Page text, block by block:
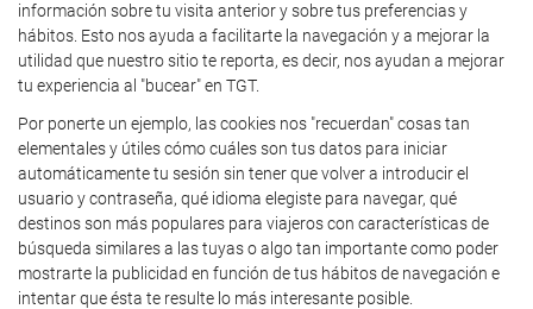
información sobre tu visita anterior y sobre tus preferencias y
hábitos. Esto nos ayuda a facilitarte la navegación y a mejorar la
utilidad que nuestro sitio te reporta, es decir, nos ayudan a mejorar
tu experiencia al "bucear" en TGT.
Por ponerte un ejemplo, las cookies nos "recuerdan" cosas tan
elementales y útiles cómo cuáles son tus datos para iniciar
automáticamente tu sesión sin tener que volver a introducir el
usuario y contraseña, qué idioma elegiste para navegar, qué
destinos son más populares para viajeros con características de
búsqueda similares a las tuyas o algo tan importante como poder
mostrarte la publicidad en función de tus hábitos de navegación e
intentar que ésta te resulte lo más interesante posible.